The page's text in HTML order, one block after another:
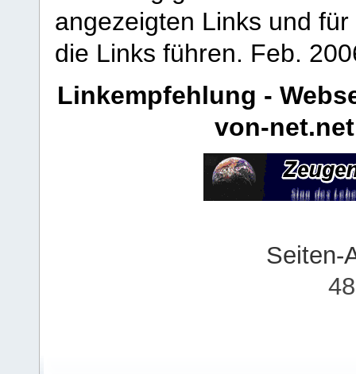
angezeigten Links und
die Links führen. Feb.
Linkempfehlung -
von-net.net
Seiten-